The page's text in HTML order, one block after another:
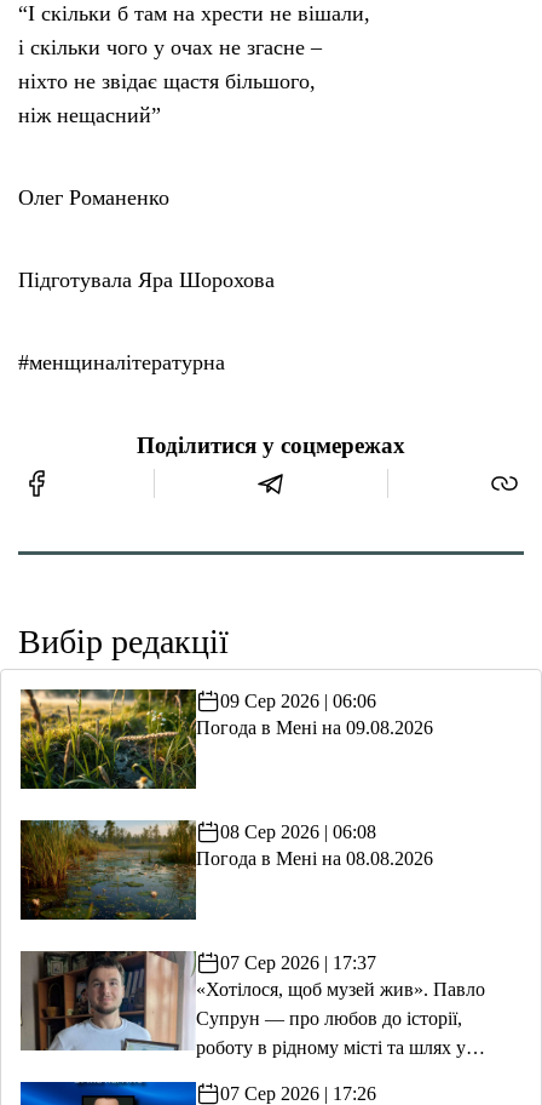
“І скільки б там на хрести не вішали,
і скільки чого у очах не згасне –
ніхто не звідає щастя більшого,
ніж нещасний”
Олег Романенко
Підготувала Яра Шорохова
#менщиналітературна
Поділитися у соцмережах
Вибір редакції
09 Сер 2026 | 06:06
Погода в Мені на 09.08.2026
08 Сер 2026 | 06:08
Погода в Мені на 08.08.2026
07 Сер 2026 | 17:37
«Хотілося, щоб музей жив». Павло
Супрун — про любов до історії,
роботу в рідному місті та шлях у
07 Сер 2026 | 17:26